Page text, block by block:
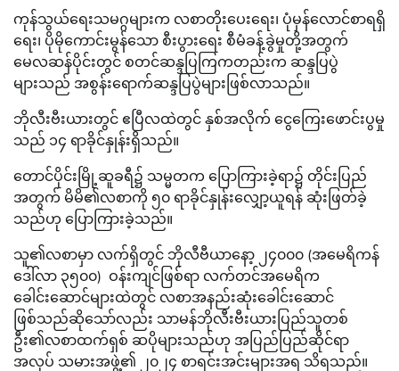
ကုန်သွယ်ရေးသမဂ္ဂများက လစာတိုးပေးရေး၊ ပုံမှန်လောင်စာရရှိ
ရေး၊ ပိုမိုကောင်းမွန်သော စီးပွားရေး စီမံခန့်ခွဲမှုတို့အတွက်
မေလဆန်ပိုင်းတွင် စတင်ဆန္ဒပြကြကတည်းက ဆန္ဒပြပွဲ
များသည် အစွန်းရောက်ဆန္ဒပြပွဲများဖြစ်လာသည်။
ဘိုလီးဗီးယားတွင် ဧပြီလထဲတွင် နှစ်အလိုက် ငွေကြေးဖောင်းပွမှု
သည် ၁၄ ရာခိုင်နှုန်းရှိသည်။
တောင်ပိုင်းမြို့ဆူခရီ၌ သမ္မတက ပြောကြားခဲ့ရာ၌ တိုင်းပြည်
အတွက် မိမိ၏လစာကို ၅၀ ရာခိုင်နှုန်းလျှော့ယူရန် ဆုံးဖြတ်ခဲ့
သည်ဟု ပြောကြားခဲ့သည်။
သူ၏လစာမှာ လက်ရှိတွင် ဘိုလီဗီယာနော့ ၂၄၀၀၀ (အမေရိကန်
ဒေါ်လာ ၃၅၀၀) ဝန်းကျင်ဖြစ်ရာ လက်တင်အမေရိက
ခေါင်းဆောင်များထဲတွင် လစာအနည်းဆုံးခေါင်းဆောင်
ဖြစ်သည်ဆိုသော်လည်း သာမန်ဘိုလီးဗီးယားပြည်သူတစ်
ဦး၏လစာထက်ရှစ် ဆပိုများသည်ဟု အပြည်ပြည်ဆိုင်ရာ
အလုပ် သမားအဖွဲ့၏ ၂၀၂၄ စာရင်းအင်းများအရ သိရသည်။